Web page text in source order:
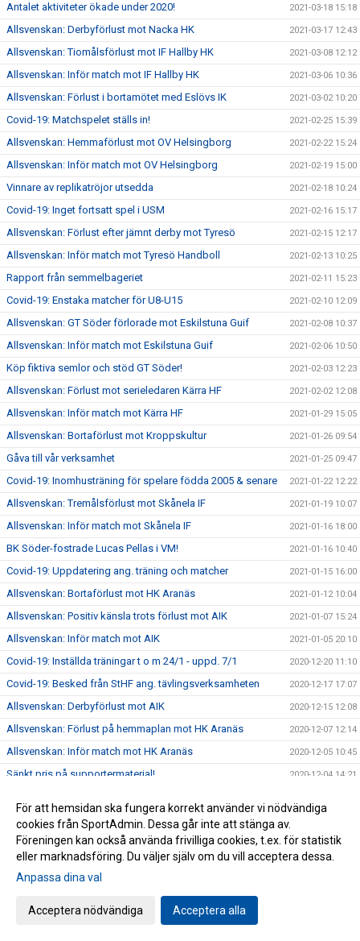
Antalet aktiviteter ökade under 2020! 2021-03-18 15:18
Allsvenskan: Derbyförlust mot Nacka HK 2021-03-17 12:43
Allsvenskan: Tiomålsförlust mot IF Hallby HK 2021-03-08 12:12
Allsvenskan: Inför match mot IF Hallby HK 2021-03-06 10:36
Allsvenskan: Förlust i bortamötet med Eslövs IK 2021-03-02 10:20
Covid-19: Matchspelet ställs in! 2021-02-25 15:39
Allsvenskan: Hemmaförlust mot OV Helsingborg 2021-02-22 15:24
Allsvenskan: Inför match mot OV Helsingborg 2021-02-19 15:00
Vinnare av replikatröjor utsedda 2021-02-18 10:24
Covid-19: Inget fortsatt spel i USM 2021-02-16 15:17
Allsvenskan: Förlust efter jämnt derby mot Tyresö 2021-02-15 12:17
Allsvenskan: Inför match mot Tyresö Handboll 2021-02-13 10:25
Rapport från semmelbageriet 2021-02-11 15:23
Covid-19: Enstaka matcher för U8-U15 2021-02-10 12:09
Allsvenskan: GT Söder förlorade mot Eskilstuna Guif 2021-02-08 10:37
Allsvenskan: Inför match mot Eskilstuna Guif 2021-02-06 10:50
Köp fiktiva semlor och stöd GT Söder! 2021-02-03 12:23
Allsvenskan: Förlust mot serieledaren Kärra HF 2021-02-02 12:08
Allsvenskan: Inför match mot Kärra HF 2021-01-29 15:05
Allsvenskan: Bortaförlust mot Kroppskultur 2021-01-26 09:54
Gåva till vår verksamhet 2021-01-25 09:47
Covid-19: Inomhusträning för spelare födda 2005 & senare 2021-01-22 12:22
Allsvenskan: Tremålsförlust mot Skånela IF 2021-01-19 10:07
Allsvenskan: Inför match mot Skånela IF 2021-01-16 18:00
BK Söder-fostrade Lucas Pellas i VM! 2021-01-16 10:40
Covid-19: Uppdatering ang. träning och matcher 2021-01-15 16:00
Allsvenskan: Bortaförlust mot HK Aranäs 2021-01-12 10:04
Allsvenskan: Positiv känsla trots förlust mot AIK 2021-01-07 15:24
Allsvenskan: Inför match mot AIK 2021-01-05 20:10
Covid-19: Inställda träningar t o m 24/1 - uppd. 7/1 2020-12-20 11:10
Covid-19: Besked från StHF ang. tävlingsverksamheten 2020-12-17 17:07
Allsvenskan: Derbyförlust mot AIK 2020-12-15 12:08
Allsvenskan: Förlust på hemmaplan mot HK Aranäs 2020-12-07 12:14
Allsvenskan: Inför match mot HK Aranäs 2020-12-05 10:45
Sänkt pris på supportermaterial! 2020-12-04 14:21
2/12
2020-12-02 12:41
Allsvenskan: Bortaförlust mot Kärra HF 2020-11-19 12:53
Covid-19: Seriespel pausas fram till jul - uppd. 18/11 kl
2020-11-18 12:11
Allsvenskan: Förlust i bortamötet med Eskilstuna Guif IF
För att hemsidan ska fungera korrekt använder vi nödvändiga
cookies från SportAdmin. Dessa går inte att stänga av.
Föreningen kan också använda frivilliga cookies, t.ex. för statistik
eller marknadsföring. Du väljer själv om du vill acceptera dessa.
Anpassa dina val
Acceptera nödvändiga Acceptera alla